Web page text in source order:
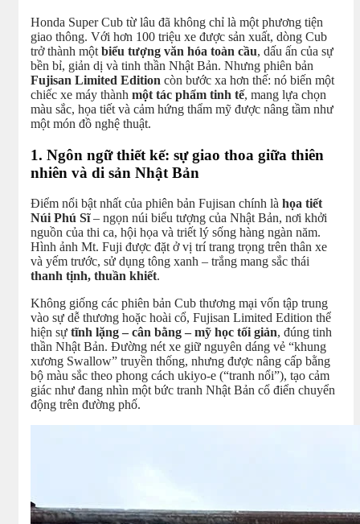
Honda Super Cub từ lâu đã không chỉ là một phương tiện
giao thông. Với hơn 100 triệu xe được sản xuất, dòng Cub
trở thành một biểu tượng văn hóa toàn cầu, dấu ấn của sự
bền bỉ, giản dị và tinh thần Nhật Bản. Nhưng phiên bản
Fujisan Limited Edition còn bước xa hơn thế: nó biến một
chiếc xe máy thành một tác phẩm tinh tế, mang lựa chọn
màu sắc, họa tiết và cảm hứng thẩm mỹ được nâng tầm như
một món đồ nghệ thuật.
1. Ngôn ngữ thiết kế: sự giao thoa giữa thiên
nhiên và di sản Nhật Bản
Điểm nổi bật nhất của phiên bản Fujisan chính là họa tiết
Núi Phú Sĩ– ngọn núi biểu tượng của Nhật Bản, nơi khởi
nguồn của thi ca, hội họa và triết lý sống hàng ngàn năm.
Hình ảnh Mt. Fuji được đặt ở vị trí trang trọng trên thân xe
và yếm trước, sử dụng tông xanh – trắng mang sắc thái
thanh tịnh, thuần khiết.
Không giống các phiên bản Cub thương mại vốn tập trung
vào sự dễ thương hoặc hoài cổ, Fujisan Limited Edition thể
hiện sự tĩnh lặng – cân bằng – mỹ học tối giản, đúng tinh
thần Nhật Bản. Đường nét xe giữ nguyên dáng vẻ “khung
xương Swallow” truyền thống, nhưng được nâng cấp bằng
bộ màu sắc theo phong cách ukiyo-e (“tranh nổi”), tạo cảm
giác như đang nhìn một bức tranh Nhật Bản cổ điển chuyển
động trên đường phố.